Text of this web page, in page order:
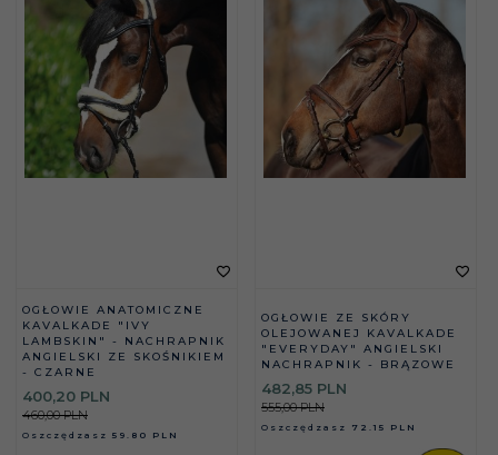
OGŁOWIE ANATOMICZNE
KAVALKADE "IVY
LAMBSKIN" - NACHRAPNIK
ANGIELSKI ZE SKOŚNIKIEM
- CZARNE
400,20 PLN
460,00 PLN
Oszczędzasz 59.80 PLN
OGŁOWIE ZE SKÓRY
OLEJOWANEJ KAVALKADE
"EVERYDAY" ANGIELSKI
NACHRAPNIK - BRĄZOWE
482,85 PLN
555,00 PLN
Oszczędzasz 72.15 PLN